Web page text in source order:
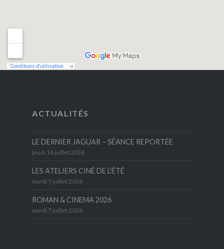
ACTUALITÉS
LE DERNIER JAGUAR – SÉANCE REPORTÉE
jeudi 16 juillet 2026
LES ATELIERS CINÉ DE L’ÉTÉ
mardi 7 juillet 2026
ROMAN & CINEMA 2026
mardi 7 juillet 2026